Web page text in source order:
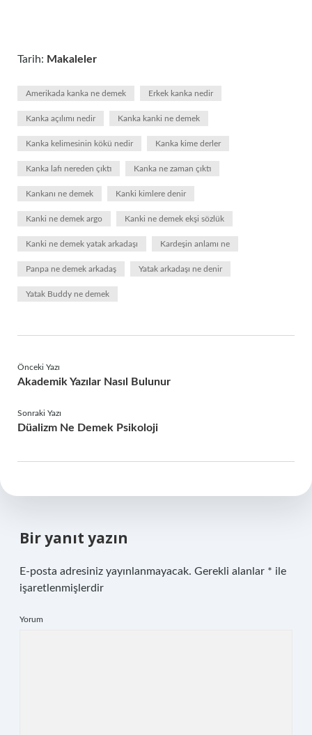
Tarih: Makaleler
Amerikada kanka ne demek Erkek kanka nedir
Kanka açılımı nedir Kanka kanki ne demek
Kanka kelimesinin kökü nedir Kanka kime derler
Kanka lafı nereden çıktı Kanka ne zaman çıktı
Kankanı ne demek Kanki kimlere denir
Kanki ne demek argo Kanki ne demek ekşi sözlük
Kanki ne demek yatak arkadaşı Kardeşin anlamı ne
Panpa ne demek arkadaş Yatak arkadaşı ne denir
Yatak Buddy ne demek
Önceki Yazı
Akademik Yazılar Nasıl Bulunur
Sonraki Yazı
Düalizm Ne Demek Psikoloji
Bir yanıt yazın
E-posta adresiniz yayınlanmayacak. Gerekli alanlar * ile
işaretlenmişlerdir
Yorum